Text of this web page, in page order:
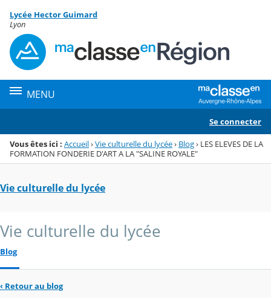
Menu de la rubrique
Contenu
Lycée Hector Guimard
Lyon
MENU
Se connecter
Vous êtes ici : Accueil›Vie culturelle du lycée› Blog› LES ELEVES DE LA
FORMATION FONDERIE D'ART A LA "SALINE ROYALE"
Vie culturelle du lycée
Vie culturelle du lycée
Blog
‹ Retour au blog